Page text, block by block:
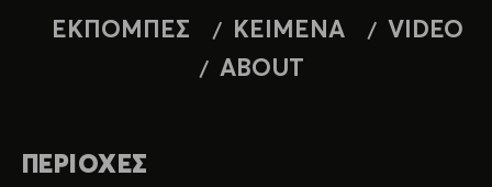
ΕΚΠΟΜΠΕΣ ΚΕΙΜΕΝΑ
VIDEO
ABOUT
ΠΕΡΙΟΧΕΣ